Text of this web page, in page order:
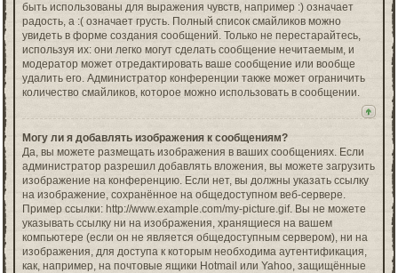
быть использованы для выражения чувств, например :) означает
радость, а :( означает грусть. Полный список смайликов можно
увидеть в форме создания сообщений. Только не перестарайтесь,
используя их: они легко могут сделать сообщение нечитаемым, и
модератор может отредактировать ваше сообщение или вообще
удалить его. Администратор конференции также может ограничить
количество смайликов, которое можно использовать в сообщении.
Могу ли я добавлять изображения к сообщениям?
Да, вы можете размещать изображения в ваших сообщениях. Если
администратор разрешил добавлять вложения, вы можете загрузить
изображение на конференцию. Если нет, вы должны указать ссылку
на изображение, сохранённое на общедоступном веб-сервере.
Пример ссылки: http://www.example.com/my-picture.gif. Вы не можете
указывать ссылку ни на изображения, хранящиеся на вашем
компьютере (если он не является общедоступным сервером), ни на
изображения, для доступа к которым необходима аутентификация,
как, например, на почтовые ящики Hotmail или Yahoo, защищённые